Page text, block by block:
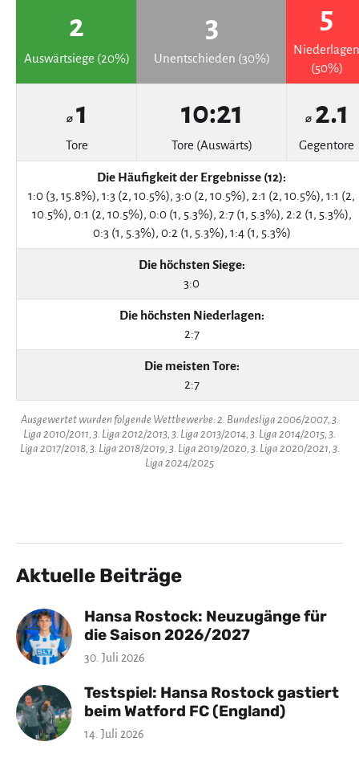
2
Auswärtsiege (20%)
3
Unentschieden (30%)
5
Niederlagen
(50%)
⌀ 1
Tore
10:21
Tore (Auswärts)
⌀ 2.1
Gegentore
Die Häufigkeit der Ergebnisse (12):
1:0 (3, 15.8%), 1:3 (2, 10.5%), 3:0 (2, 10.5%), 2:1 (2, 10.5%), 1:1 (2,
10.5%), 0:1 (2, 10.5%), 0:0 (1, 5.3%), 2:7 (1, 5.3%), 2:2 (1, 5.3%),
0:3 (1, 5.3%), 0:2 (1, 5.3%), 1:4 (1, 5.3%)
Die höchsten Siege:
3:0
Die höchsten Niederlagen:
2:7
Die meisten Tore:
2:7
Ausgewertet wurden folgende Wettbewerbe: 2. Bundesliga 2006/2007, 3.
Liga 2010/2011, 3. Liga 2012/2013, 3. Liga 2013/2014, 3. Liga 2014/2015, 3.
Liga 2017/2018, 3. Liga 2018/2019, 3. Liga 2019/2020, 3. Liga 2020/2021, 3.
Liga 2024/2025
Aktuelle Beiträge
Hansa Rostock: Neuzugänge für
die Saison 2026/2027
30. Juli 2026
Testspiel: Hansa Rostock gastiert
beim Watford FC (England)
14. Juli 2026